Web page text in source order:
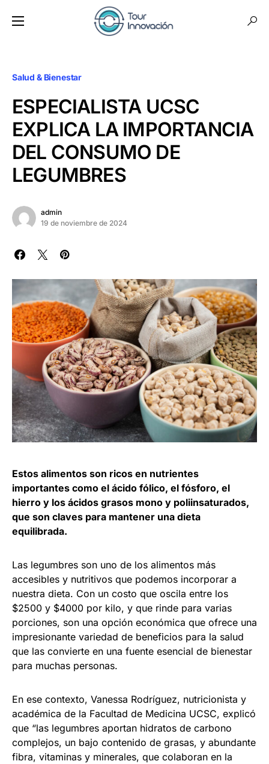
Salud & Bienestar
ESPECIALISTA UCSC
EXPLICA LA IMPORTANCIA
DEL CONSUMO DE
LEGUMBRES
admin
19 de noviembre de 2024
Estos alimentos son ricos en nutrientes
importantes como el ácido fólico, el fósforo, el
hierro y los ácidos grasos mono y poliinsaturados,
que son claves para mantener una dieta
equilibrada.
Las legumbres son uno de los alimentos más
accesibles y nutritivos que podemos incorporar a
nuestra dieta. Con un costo que oscila entre los
$2500 y $4000 por kilo, y que rinde para varias
porciones, son una opción económica que ofrece una
impresionante variedad de beneficios para la salud
que las convierte en una fuente esencial de bienestar
para muchas personas.
En ese contexto, Vanessa Rodríguez, nutricionista y
académica de la Facultad de Medicina UCSC, explicó
que “las legumbres aportan hidratos de carbono
complejos, un bajo contenido de grasas, y abundante
fibra, vitaminas y minerales, que colaboran en la